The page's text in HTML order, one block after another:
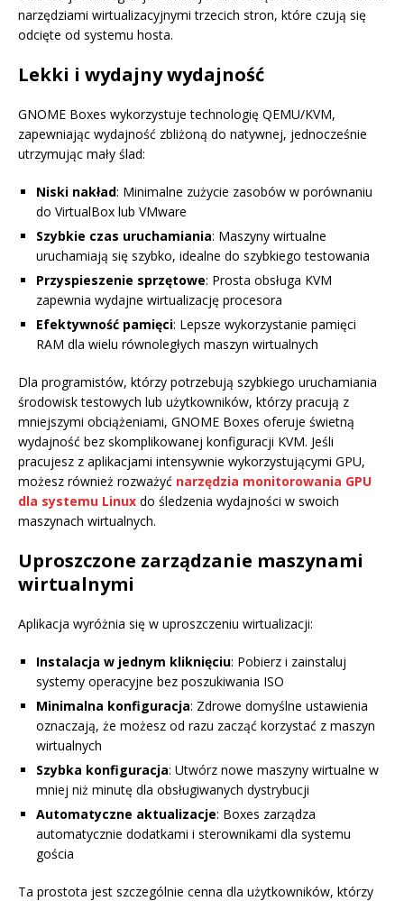
narzędziami wirtualizacyjnymi trzecich stron, które czują się
odcięte od systemu hosta.
Lekki i wydajny wydajność
GNOME Boxes wykorzystuje technologię QEMU/KVM,
zapewniając wydajność zbliżoną do natywnej, jednocześnie
utrzymując mały ślad:
Niski nakład: Minimalne zużycie zasobów w porównaniu
do VirtualBox lub VMware
Szybkie czas uruchamiania: Maszyny wirtualne
uruchamiają się szybko, idealne do szybkiego testowania
Przyspieszenie sprzętowe: Prosta obsługa KVM
zapewnia wydajne wirtualizację procesora
Efektywność pamięci: Lepsze wykorzystanie pamięci
RAM dla wielu równoległych maszyn wirtualnych
Dla programistów, którzy potrzebują szybkiego uruchamiania
środowisk testowych lub użytkowników, którzy pracują z
mniejszymi obciążeniami, GNOME Boxes oferuje świetną
wydajność bez skomplikowanej konfiguracji KVM. Jeśli
pracujesz z aplikacjami intensywnie wykorzystującymi GPU,
możesz również rozważyć narzędzia monitorowania GPU
dla systemu Linux do śledzenia wydajności w swoich
maszynach wirtualnych.
Uproszczone zarządzanie maszynami
wirtualnymi
Aplikacja wyróżnia się w uproszczeniu wirtualizacji:
Instalacja w jednym kliknięciu: Pobierz i zainstaluj
systemy operacyjne bez poszukiwania ISO
Minimalna konfiguracja: Zdrowe domyślne ustawienia
oznaczają, że możesz od razu zacząć korzystać z maszyn
wirtualnych
Szybka konfiguracja: Utwórz nowe maszyny wirtualne w
mniej niż minutę dla obsługiwanych dystrybucji
Automatyczne aktualizacje: Boxes zarządza
automatycznie dodatkami i sterownikami dla systemu
gościa
Ta prostota jest szczególnie cenna dla użytkowników, którzy